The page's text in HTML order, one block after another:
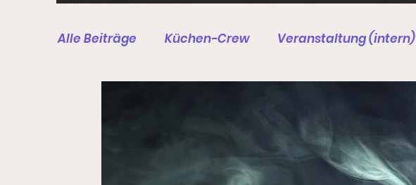
Alle Beiträge Küchen-Crew Veranstaltung (intern)